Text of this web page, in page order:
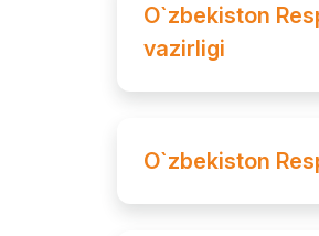
O`zbekiston
vazirligi
O`zbekiston